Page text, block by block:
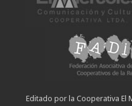
Editado por la Cooperativa El